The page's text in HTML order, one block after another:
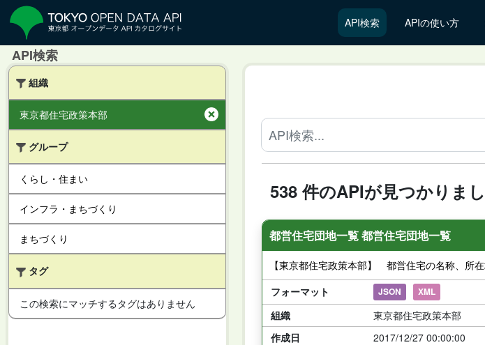
API検索 APIの使い方
API検索
組織
東京都住宅政策本部
グループ
くらし・住まい
インフラ・まちづくり
まちづくり
タグ
この検索にマッチするタグはありません
538 件のAPIが見つかりまし
都営住宅団地一覧 都営住宅団地一覧
【東京都住宅政策本部】 都営住宅の名称、所
フォーマット
JSON XML
組織
東京都住宅政策本部
作成日
2017/12/27 00:00:00